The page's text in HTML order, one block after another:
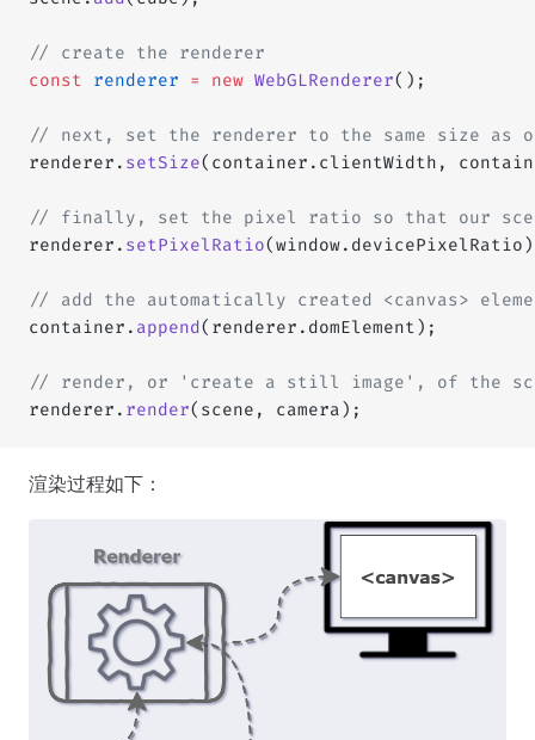
// create the renderer
const renderer = new WebGLRenderer();
// next, set the renderer to the same size as
renderer. setSize(container.clientWidth,
// finally, set the pixel ratio so that our
renderer. setPixelRatio
// add the automatically created <canvas>
container. append(renderer.domElement);
// render, or 'create a still image', of the
renderer. render(scene, camera);
渲染过程如下：